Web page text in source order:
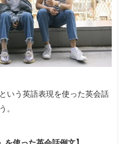
いう英語表現を使った英会話
。